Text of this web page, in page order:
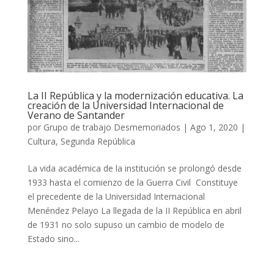
La II República y la modernización educativa. La
creación de la Universidad Internacional de
Verano de Santander
por Grupo de trabajo Desmemoriados | Ago 1, 2020 |
Cultura, Segunda República
La vida académica de la institución se prolongó desde
1933 hasta el comienzo de la Guerra Civil Constituye
el precedente de la Universidad Internacional
Menéndez Pelayo La llegada de la II República en abril
de 1931 no solo supuso un cambio de modelo de
Estado sino...